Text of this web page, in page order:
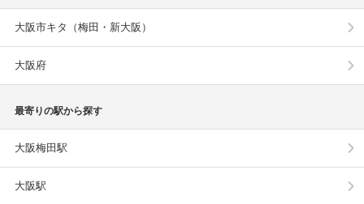
大阪市キタ（梅田・新大阪）
大阪府
最寄りの駅から探す
大阪梅田駅
大阪駅